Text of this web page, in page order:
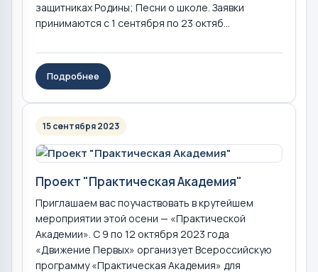
защитниках Родины; Песни о школе. Заявки
принимаются с 1 сентября по 23 октяб...
Подробнее
15 сентября 2023
Проект "Практическая Академия"
Приглашаем вас поучаствовать в крутейшем
мероприятии этой осени — «Практической
Академии». С 9 по 12 октября 2023 года
«Движение Первых» организует Всероссийскую
программу «Практическая Академия» для